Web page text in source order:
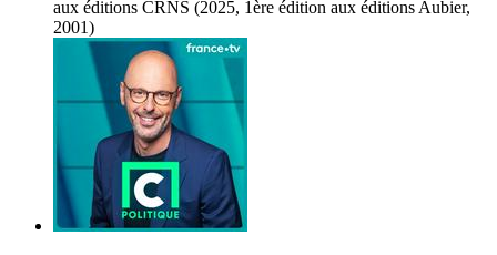
aux éditions CRNS (2025, 1ère édition aux éditions Aubier,
2001)